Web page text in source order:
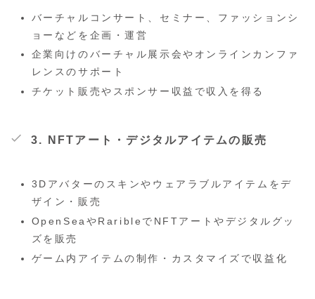
バーチャルコンサート、セミナー、ファッションシ
ョーなどを企画・運営
企業向けのバーチャル展示会やオンラインカンファ
レンスのサポート
チケット販売やスポンサー収益で収入を得る
3. NFTアート・デジタルアイテムの販売
3Dアバターのスキンやウェアラブルアイテムをデ
ザイン・販売
OpenSeaやRaribleでNFTアートやデジタルグッ
ズを販売
ゲーム内アイテムの制作・カスタマイズで収益化